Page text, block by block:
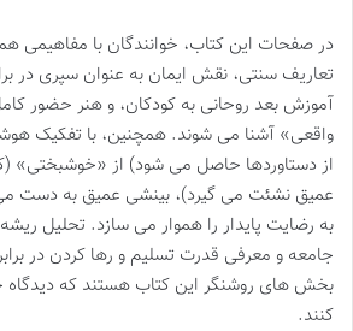
در صفحات این کتاب، خوانندگان با مفاهیمی
تعاریف سنتی، نقش ایمان به عنوان سپری در
آموزش بعد روحانی به کودکان، و هنر حضور
واقعی» آشنا می شوند. همچنین، با تفکیک
از دستاوردها حاصل می شود) از «خوشبختی»
عمیق نشئت می گیرد)، بینشی عمیق به دست
به رضایت پایدار را هموار می سازد. تحلیل
جامعه و معرفی قدرت تسلیم و رها کردن در
بخش های روشنگر این کتاب هستند که دیدگاه
کنند.